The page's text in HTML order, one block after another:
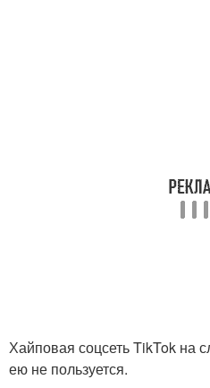
Хайповая соцсеть TikTok на
ею не пользуется.